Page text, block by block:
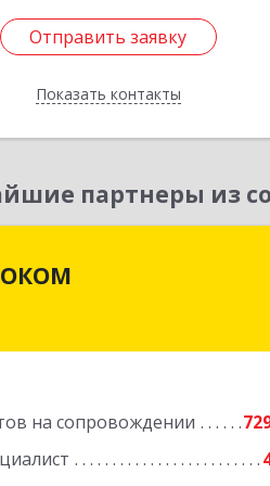
Отправить заявку
Показать контакты
Отправить заявку
Назад
партнеры из
на сопровождении